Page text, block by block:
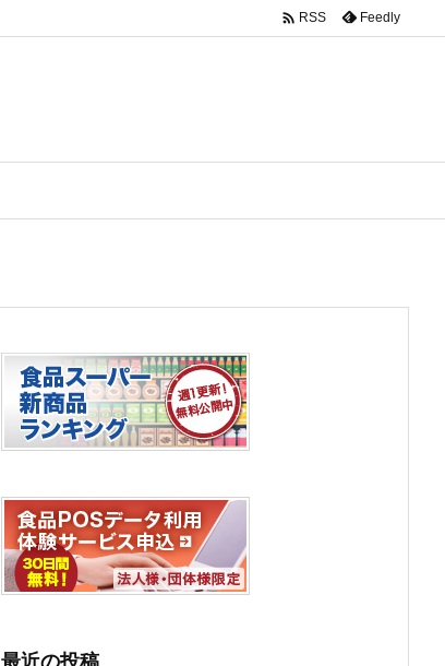
 RSS Feedly
最近の投稿